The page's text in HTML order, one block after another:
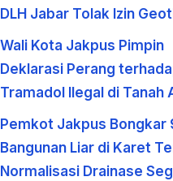
DLH Jabar Tolak Izin
Gunung Tampomas
Wali Kota Jakpus Pimpin
Deklarasi Perang
Tramadol Ilegal di Tanah
Pemkot Jakpus Bongkar
Bangunan Liar di Karet
Normalisasi Drainase